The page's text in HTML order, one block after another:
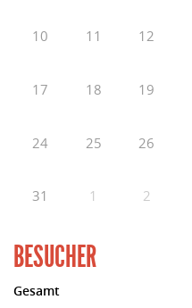
10 11 12
17 18 19
24 25 26
31 1 2
BESUCHER
Gesamt